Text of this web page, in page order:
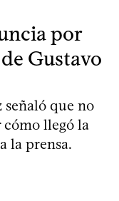
por
Gustavo
que no
llegó la
la prensa.